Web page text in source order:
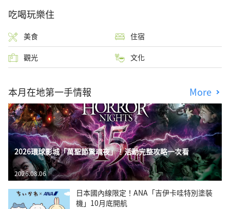
吃喝玩樂住
美食 住宿
觀光 文化
本月在地第一手情報 More
2026環球影城「萬聖節驚魂夜」！活動完整攻略一次看
2026.08.06
日本國內線限定！ANA「吉伊卡哇特別塗裝
機」10月底開航